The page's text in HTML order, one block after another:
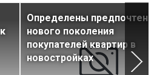
Определены предпочтения
нового поколения
покупателей квартир в
новостройках